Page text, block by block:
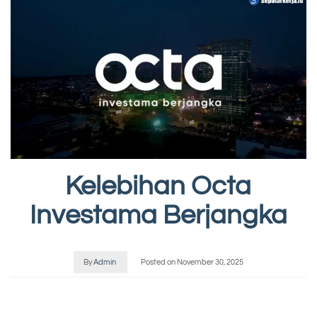
Kelebihan Octa
Investama Berjangka
ByAdmin Posted on November 30, 2025